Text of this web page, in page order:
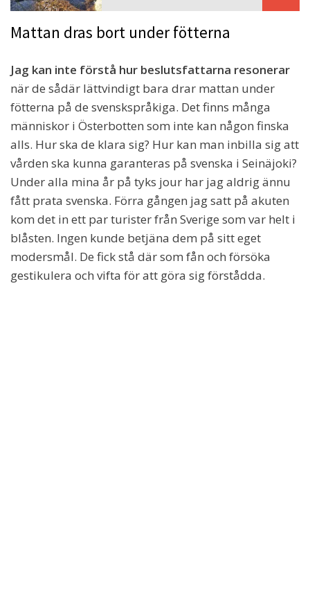
Mattan dras bort under fötterna
Jag kan inte förstå hur beslutsfattarna resonerar
när de sådär lättvindigt bara drar mattan under
fötterna på de svenskspråkiga. Det finns många
människor i Österbotten som inte kan någon finska
alls. Hur ska de klara sig? Hur kan man inbilla sig att
vården ska kunna garanteras på svenska i Seinäjoki?
Under alla mina år på tyks jour har jag aldrig ännu
fått prata svenska. Förra gången jag satt på akuten
kom det in ett par turister från Sverige som var helt i
blåsten. Ingen kunde betjäna dem på sitt eget
modersmål. De fick stå där som fån och försöka
gestikulera och vifta för att göra sig förstådda.